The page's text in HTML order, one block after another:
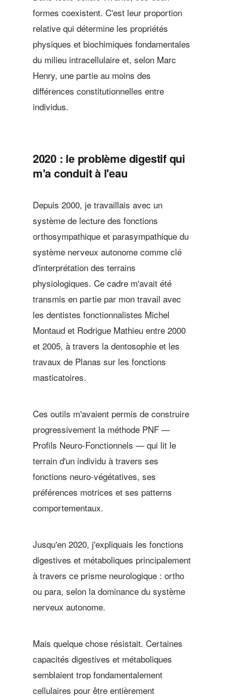
formes coexistent. C'est leur proportion
relative qui détermine les propriétés
physiques et biochimiques fondamentales
du milieu intracellulaire et, selon Marc
Henry, une partie au moins des
différences constitutionnelles entre
individus.
2020 : le problème digestif qui
m'a conduit à l'eau
Depuis 2000, je travaillais avec un
système de lecture des fonctions
orthosympathique et parasympathique du
système nerveux autonome comme clé
d'interprétation des terrains
physiologiques. Ce cadre m'avait été
transmis en partie par mon travail avec
les dentistes fonctionnalistes Michel
Montaud et Rodrigue Mathieu entre 2000
et 2005, à travers la dentosophie et les
travaux de Planas sur les fonctions
masticatoires.
Ces outils m'avaient permis de construire
progressivement la méthode PNF —
Profils Neuro-Fonctionnels — qui lit le
terrain d'un individu à travers ses
fonctions neuro-végétatives, ses
préférences motrices et ses patterns
comportementaux.
Jusqu'en 2020, j'expliquais les fonctions
digestives et métaboliques principalement
à travers ce prisme neurologique : ortho
ou para, selon la dominance du système
nerveux autonome.
Mais quelque chose résistait. Certaines
capacités digestives et métaboliques
semblaient trop fondamentalement
cellulaires pour être entièrement